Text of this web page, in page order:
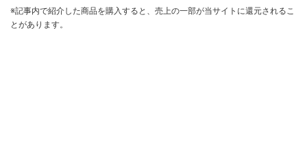
※記事内で紹介した商品を購入すると、売上の一部が当サイトに還元されるこ
とがあります。